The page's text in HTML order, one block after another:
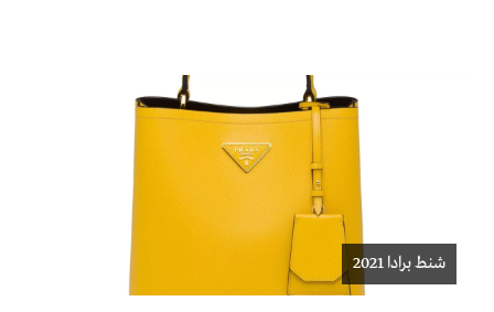
شنط برادا 2021